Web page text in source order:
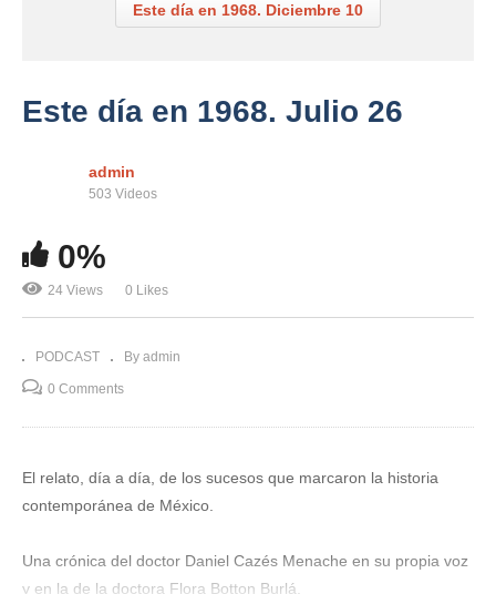
Este día en 1968. Diciembre 10
Este día en 1968. Julio 26
admin
503 Videos
0%
24 Views 0 Likes
PODCAST By admin
0 Comments
El relato, día a día, de los sucesos que marcaron la historia
contemporánea de México.
Una crónica del doctor Daniel Cazés Menache en su propia voz
y en la de la doctora Flora Botton Burlá.